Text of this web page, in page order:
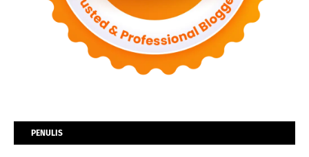
PENULIS